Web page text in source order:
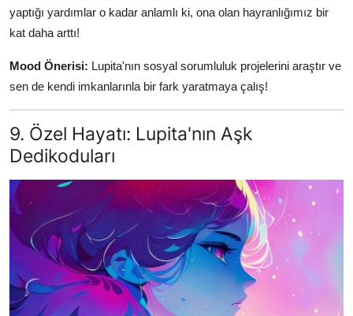
yaptığı yardımlar o kadar anlamlı ki, ona olan hayranlığımız bir
kat daha arttı!
Mood Önerisi: Lupita'nın sosyal sorumluluk projelerini araştır ve
sen de kendi imkanlarınla bir fark yaratmaya çalış!
9. Özel Hayatı: Lupita'nın Aşk
Dedikoduları